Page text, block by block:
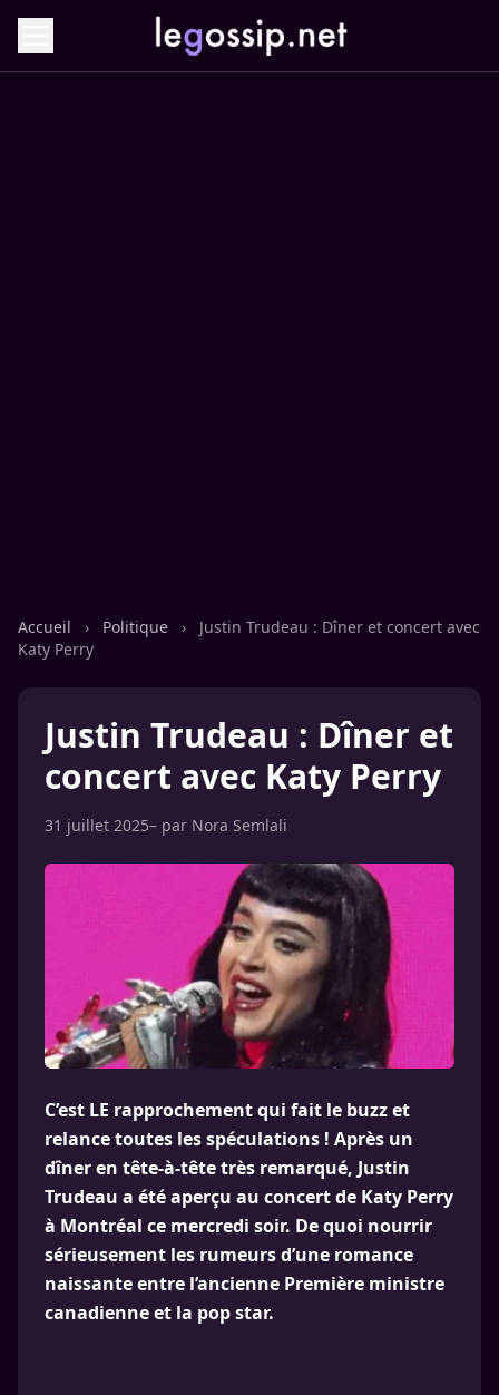
Accueil › Politique ›
Justin Trudeau : Dîner et concert avec
Katy Perry
Justin Trudeau : Dîner et
concert avec Katy Perry
31 juillet 2025– par Nora Semlali
C’est LE rapprochement qui fait le buzz et
relance toutes les spéculations ! Après un
dîner en tête-à-tête très remarqué, Justin
Trudeau a été aperçu au concert de Katy Perry
à Montréal ce mercredi soir. De quoi nourrir
sérieusement les rumeurs d’une romance
naissante entre l’ancienne Première ministre
canadienne et la pop star.